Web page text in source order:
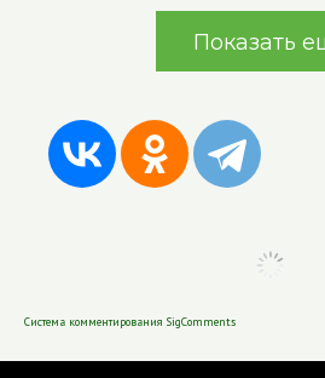
Показать
Система комментирования SigComments